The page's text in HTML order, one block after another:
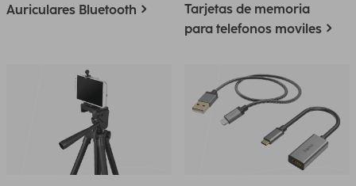
Auriculares Bluetooth
Tarjetas de memoria
para telefonos moviles